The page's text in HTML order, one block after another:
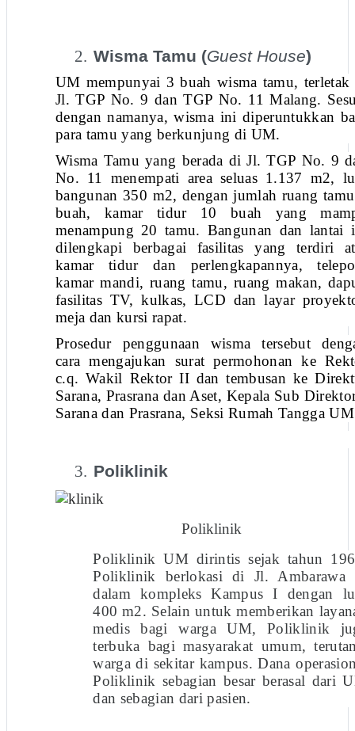
2. Wisma Tamu (Guest House)
UM mempunyai 3 buah wisma tamu, terletak
Jl. TGP No. 9 dan TGP No. 11 Malang.
dengan namanya, wisma ini diperuntukkan
para tamu yang berkunjung di UM.
Wisma Tamu yang berada di Jl. TGP No. 9
No. 11 menempati area seluas 1.137 m2,
bangunan 350 m2, dengan jumlah ruang
buah, kamar tidur 10 buah yang
menampung 20 tamu. Bangunan dan lantai
dilengkapi berbagai fasilitas yang terdiri
kamar tidur dan perlengkapannya,
kamar mandi, ruang tamu, ruang makan,
fasilitas TV, kulkas, LCD dan layar
meja dan kursi rapat.
Prosedur penggunaan wisma tersebut
cara mengajukan surat permohonan ke
c.q. Wakil Rektor II dan tembusan ke
Sarana, Prasrana dan Aset, Kepala Sub
Sarana dan Prasrana, Seksi Rumah Tangga
3. Poliklinik
Poliklinik
Poliklinik UM dirintis sejak tahun
Poliklinik berlokasi di Jl. Ambarawa
dalam kompleks Kampus I dengan
400 m2. Selain untuk memberikan
medis bagi warga UM, Poliklinik
terbuka bagi masyarakat umum,
warga di sekitar kampus. Dana
Poliklinik sebagian besar berasal dari
dan sebagian dari pasien.